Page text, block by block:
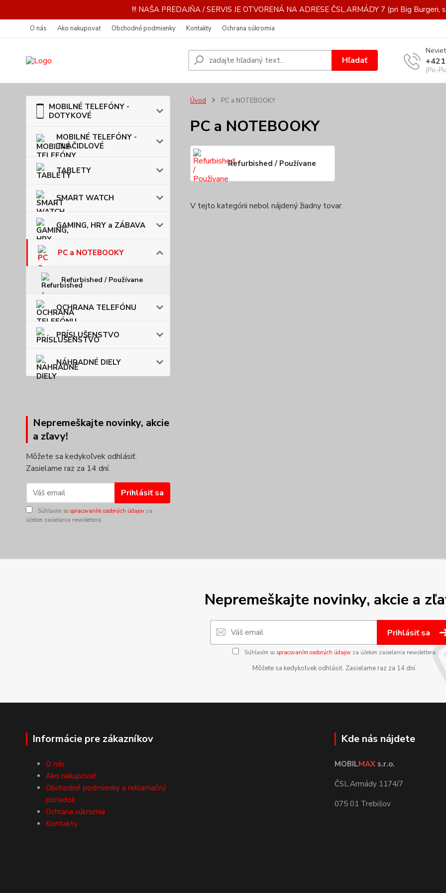
!!! NAŠA PREDAJŇA / SERVIS JE OTVORENÁ NA ADRESE ČSL.ARMÁDY 7 (pri Big Burgeri,
O nás Ako nakupovať Obchodné podmienky Kontakty Ochrana súkromia
Hľadať
(Po-
MOBILNÉ TELEFÓNY -
DOTYKOVÉ
MOBILNÉ TELEFÓNY -
TLAČIDLOVÉ
TABLETY
SMART WATCH
GAMING, HRY a ZÁBAVA
PC a NOTEBOOKY
Refurbished / Používane
OCHRANA TELEFÓNU
PRÍSLUŠENSTVO
NÁHRADNÉ DIELY
Nepremeškajte novinky, akcie
a zľavy!
Môžete sa kedykoľvek odhlásiť.
Zasielame raz za 14 dní.
Prihlásiť sa
Súhlasím so spracovaním osobných údajov za
účelom zasielania newslettera.
Úvod PC a NOTEBOOKY
PC a NOTEBOOKY
Refurbished / Používane
V tejto kategórii nebol nájdený žiadny tovar.
Nepremeškajte novinky, akcie a
Prihlásiť sa
Súhlasím so spracovaním osobných údajovza účelom zasielania newslettera.
Môžete sa kedykoľvek odhlásiť. Zasielame raz za 14 dní.
Informácie pre zákazníkov
O nás
Ako nakupovať
Obchodné podmienky a reklamačný
poriadok
Ochrana súkromia
Kontakty
Kde nás nájdete
MOBILMAX s.r.o.
ČSL.Armády 1174/7
075 01 Trebišov